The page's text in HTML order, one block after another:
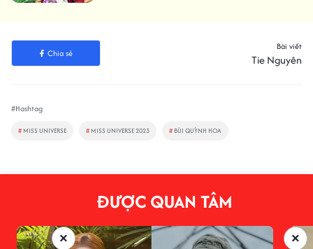
Chia sẻ
Bài viết
Tie Nguyên
#Hashtag
# MISS UNIVERSE # MISS UNIVERSE 2023 # BÙI QUỲNH HOA
ĐƯỢC QUAN TÂM
×
×